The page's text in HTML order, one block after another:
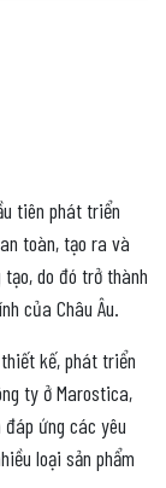
tiên phát triển
toàn, tạo ra và
tạo, do đó trở thành
của Châu Âu.
kế, phát triển
ty ở Marostica,
ứng các yêu
loại sản phẩm